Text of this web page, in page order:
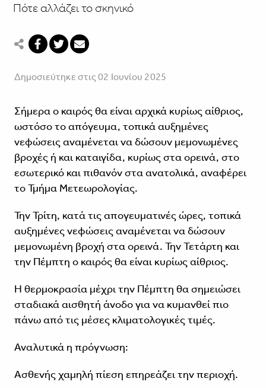
Πότε αλλάζει το σκηνικό
Δημοσιεύτηκε στις 02 Ιουνίου 2025
Σήμερα ο καιρός θα είναι αρχικά κυρίως αίθριος,
ωστόσο το απόγευμα, τοπικά αυξημένες
νεφώσεις αναμένεται να δώσουν μεμονωμένες
βροχές ή και καταιγίδα, κυρίως στα ορεινά, στο
εσωτερικό και πιθανόν στα ανατολικά, αναφέρει
το Τμήμα Μετεωρολογίας.
Την Τρίτη, κατά τις απογευματινές ώρες, τοπικά
αυξημένες νεφώσεις αναμένεται να δώσουν
μεμονωμένη βροχή στα ορεινά. Την Τετάρτη και
την Πέμπτη ο καιρός θα είναι κυρίως αίθριος.
Η θερμοκρασία μέχρι την Πέμπτη θα σημειώσει
σταδιακά αισθητή άνοδο για να κυμανθεί πιο
πάνω από τις μέσες κλιματολογικές τιμές.
Αναλυτικά η πρόγνωση:
Ασθενής χαμηλή πίεση επηρεάζει την περιοχή.